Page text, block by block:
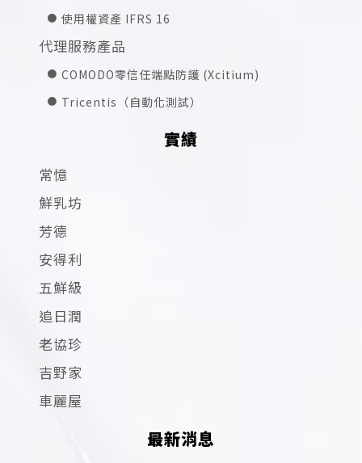
使用權資產 IFRS 16
代理服務產品
COMODO零信任端點防護 (Xcitium)
Tricentis（自動化測試）
實績
常憶
鮮乳坊
芳德
安得利
五鮮級
追日潤
老協珍
吉野家
車麗屋
最新消息